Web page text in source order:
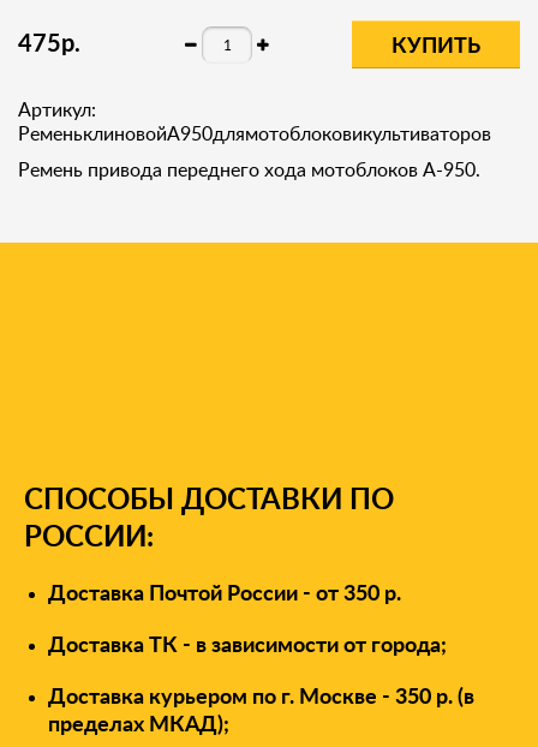
475р. КУПИТЬ
Артикул:
РеменьклиновойA950длямотоблоковикультиваторов
Ремень привода переднего хода мотоблоков A-950.
СПОСОБЫ ДОСТАВКИ ПО
РОССИИ:
Доставка Почтой России - от 350 р.
Доставка ТК - в зависимости от города;
Доставка курьером по г. Москве - 350 р. (в
пределах МКАД);